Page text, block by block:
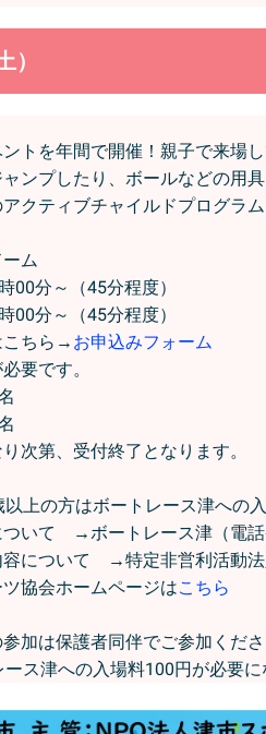
）
トを年間で開催！親子で来場
ンプしたり、ボールなどの用
クティブチャイルドプログラム
ム
分～（45分程度）
（45分程度）
こちら→ お申込みフォーム
要です。
付終了となります。
の方はボートレース津への入
ついて →ボートレース津（電話
→特定非営利活動法人 津
ームページはこちら
加は保護者同伴でご参加くださ
ス津への入場料100円が必要に